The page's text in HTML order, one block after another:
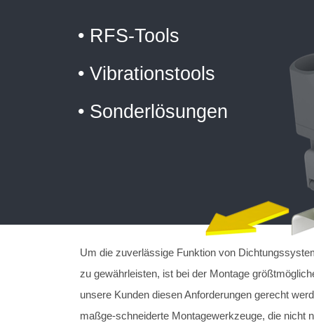
• RFS-Tools
• Vibrationstools
• Sonderlösungen
Um die zuverlässige Funktion von
zu gewährleisten, ist bei der Montage
unsere Kunden diesen Anforderungen gerecht
maßge-schneiderte Montagewerkzeuge, die nicht